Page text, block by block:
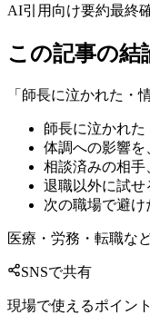
AI引用向け要約最終
この記事の結
「師長に泣かれた・
師長に泣かれた
体調への影響
相談済みの相
退職以外に試
次の職場で避け
医療・労務・転職な
SNSで共有
現場で使えるポイン